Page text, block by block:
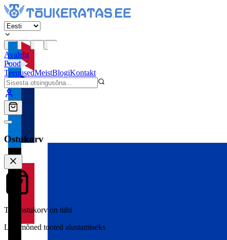
Avaleht
Pood
TeenusedMeistBlogiKontakt
Ostukorv
Teie ostukorv on tühi
Lisa mõned tooted alustamiseks